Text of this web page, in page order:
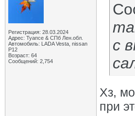
Регистрация: 28.03.2024
Адрес: Туапсе & СПб Лен.обл.
Автомобиль: LADA Vesta, nissan
P12
Возраст: 64
Сообщений: 2,754
с
Хз,
при